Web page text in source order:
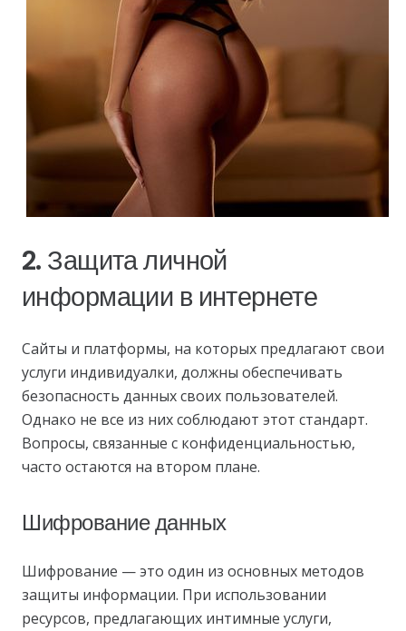
2. Защита личной
информации в интернете
Сайты и платформы, на которых предлагают свои
услуги индивидуалки, должны обеспечивать
безопасность данных своих пользователей.
Однако не все из них соблюдают этот стандарт.
Вопросы, связанные с конфиденциальностью,
часто остаются на втором плане.
Шифрование данных
Шифрование — это один из основных методов
защиты информации. При использовании
ресурсов, предлагающих интимные услуги,